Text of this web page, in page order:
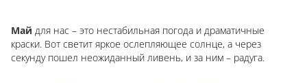
Май для нас – это нестабильная погода и драматичные
краски. Вот светит яркое ослепляющее солнце, а через
секунду пошел неожиданный ливень, и за ним – радуга.